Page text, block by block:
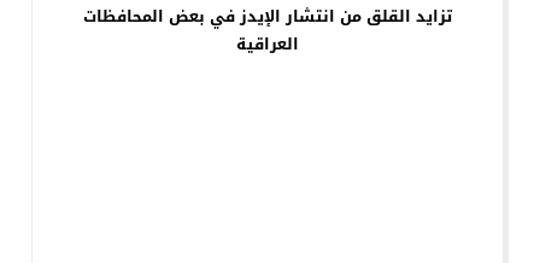
تزايد القلق من انتشار الإيدز في بعض المحافظات
العراقية